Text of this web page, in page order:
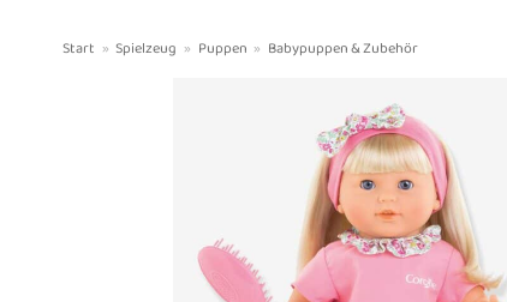
Start » Spielzeug » Puppen » Babypuppen & Zubehör